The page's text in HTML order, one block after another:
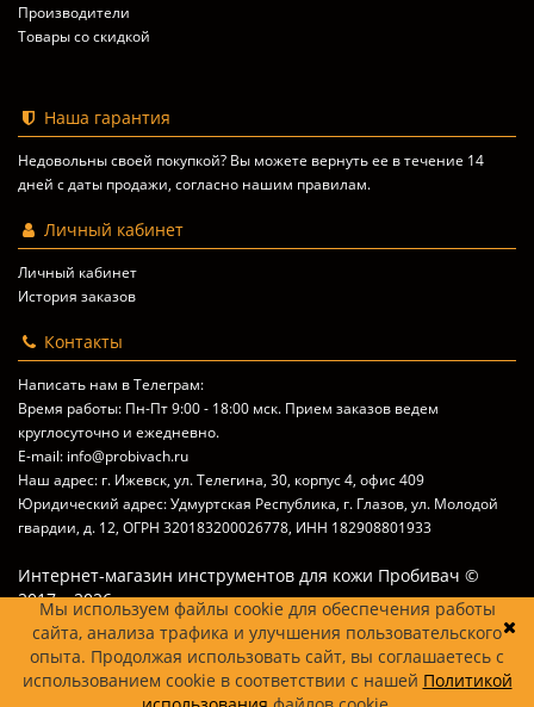
Мы используем файлы cookie для обеспечения работы
сайта, анализа трафика и улучшения пользовательского
опыта. Продолжая использовать сайт, вы соглашаетесь с
использованием cookie в соответствии с нашей Политикой
Производители
Товары со скидкой
Наша гарантия
Недовольны своей покупкой? Вы можете вернуть ее в течение 14
дней с даты продажи, согласно нашим правилам.
Личный кабинет
Личный кабинет
История заказов
Контакты
Написать нам в Телеграм:
Время работы: Пн-Пт 9:00 - 18:00 мск. Прием заказов ведем
круглосуточно и ежедневно.
E-mail: info@probivach.ru
Наш адрес: г. Ижевск, ул. Телегина, 30, корпус 4, офис 409
Юридический адрес: Удмуртская Республика, г. Глазов, ул. Молодой
гвардии, д. 12, ОГРН 320183200026778, ИНН 182908801933
Интернет-магазин инструментов для кожи Пробивач ©
2017 – 2026